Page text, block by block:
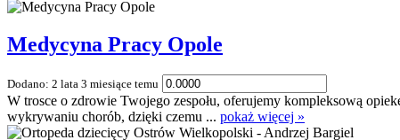
Medycyna Pracy Opole
Dodano: 2 lata 3 miesiące temu
W trosce o zdrowie Twojego zespołu, oferujemy kompleksową
wykrywaniu chorób, dzięki czemu ... pokaż więcej »